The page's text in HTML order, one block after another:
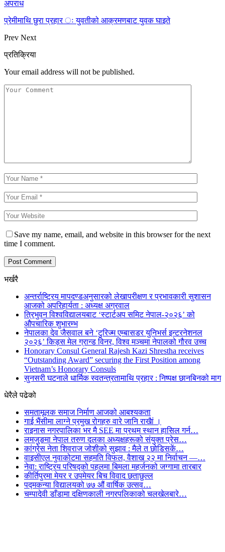
अपराध
प्रेमीमाथि छुरा प्रहार ः युवतीको आक्रमणबाट युवक घाइते
Prev Next
प्रतिक्रिया
Your email address will not be published.
Save my name, email, and website in this browser for the next
time I comment.
भर्खरै
अन्तर्राष्ट्रिय मापदण्डअनुसारको लेखापरीक्षण र प्रभावकारी सुशासन
आजको अपरिहार्यता : अध्यक्ष अग्रवाल
त्रिभुवन विश्वविद्यालयबाट ‘स्टार्टअप समिट नेपाल-२०२६’ को
औपचारिक शुभारम्भ
नेपालका देव जैसवाल बने ‘टुरिज्म एम्बासडर युनिभर्स इन्टरनेशनल
२०२६’ किड्स मेल ग्रान्ड विनर, विश्व मञ्चमा नेपालको गौरव उच्च
Honorary Consul General Rajesh Kazi Shrestha receives
“Outstanding Award” securing the First Position among
Vietnam’s Honorary Consuls
सुनसरी घटनाले धार्मिक स्वतन्त्रतामाथि प्रहार : निष्पक्ष छानबिनको माग
धेरैले पढेको
समतामूलक समाज निर्माण आजको आबश्यकता
गाई भैंसीमा लाग्ने प्रमुख रोगहरु वारे जानि राखैां ।
राइनास नगरपालिका भर मै SEE मा प्रथम स्थान हासिल गर्न…
लमजुङमा नेपाल तरुण दलका अध्यक्षहरूको संयुक्त प्रेस…
कांग्रेस नेता शिवराज जोशीको सुझाव : मैले त छोडिसकें…
वाइसीएल नुवाकोटमा सहमति विफल, वैशाख २२ मा निर्वाचन —…
नेवा: राष्ट्रिय परिषद्को पहलमा बिमला महर्जनको जग्गामा तारबार
कीर्तिपुरमा मेयर र उपमेयर बिच विवाद छताछुल्ल
पद्मकन्या विद्यालयको ७७ औं ‌‌वार्षिक ‌उत्सव…
चम्पादेवी डाँडामा दक्षिणकाली नगरपलिकाको चलखेलबारे…